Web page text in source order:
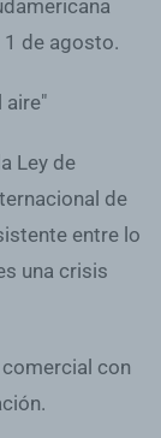
de agosto.
aire"
Ley de
de
entre lo
una crisis
con